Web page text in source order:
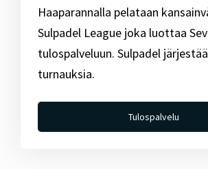
Haaparannalla pelataan
Sulpadel League joka luottaa
tulospalveluun. Sulpadel
turnauksia.
Tulospalvelu